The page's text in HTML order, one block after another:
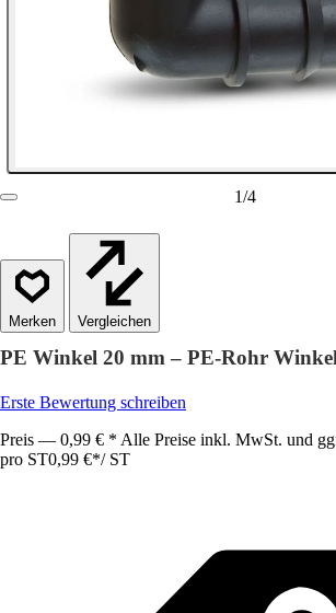
1/4
Vergleichen
PE Winkel 20 mm – PE-Rohr
Erste Bewertung schreiben
Preis — 0,99 € * Alle Preise inkl. MwSt. und
pro ST0,99 €*/ ST